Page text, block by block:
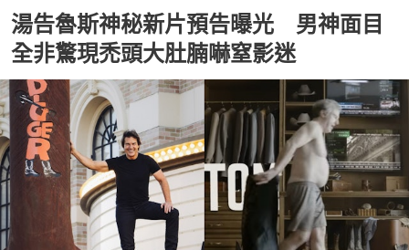
湯告魯斯神秘新片預告曝光 男神面目
全非驚現禿頭大肚腩嚇窒影迷